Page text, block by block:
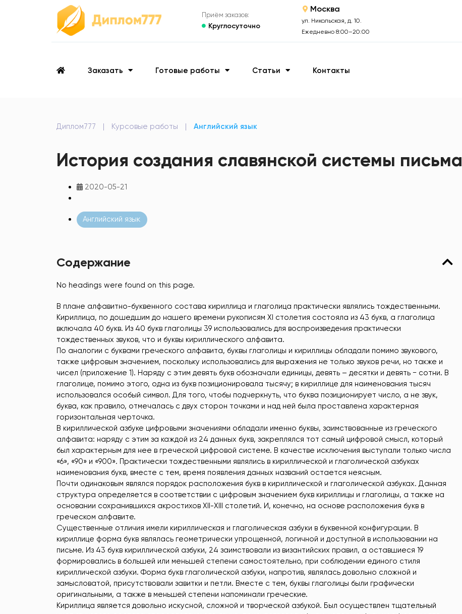
Приём заказов:
Круглосуточно
Москва
ул. Никольская, д. 10.
Ежедневно 8:00–20:00
Заказать Готовые работы Статьи Контакты
Диплом777 | Курсовые работы | Английский язык
История создания славянской системы письма
2020-05-21
Английский язык
Содержание
No headings were found on this page.
В плане алфавитно-буквенного состава кириллица и глаголица практически являлись тождественными.
Кириллица, по дошедшим до нашего времени рукописям ХI столетия состояла из 43 букв, а глаголица
включала 40 букв. Из 40 букв глаголицы 39 использовались для воспроизведения практически
тождественных звуков, что и буквы кириллического алфавита.
По аналогии с буквами греческого алфавита, буквы глаголицы и кириллицы обладали помимо звукового,
также цифровым значением, поскольку использовались для выражения не только звуков речи, но также и
чисел (приложение 1). Наряду с этим девять букв обозначали единицы, девять – десятки и девять − сотни. В
глаголице, помимо этого, одна из букв позиционировала тысячу; в кириллице для наименования тысяч
использовался особый символ. Для того, чтобы подчеркнуть, что буква позиционирует число, а не звук,
буква, как правило, отмечалась с двух сторон точками и над ней была проставлена характерная
горизонтальная черточка.
В кириллической азбуке цифровыми значениями обладали именно буквы, заимствованные из греческого
алфавита: наряду с этим за каждой из 24 данных букв, закреплялся тот самый цифровой смысл, который
был характерным для нее в греческой цифровой системе. В качестве исключения выступали только числа
«6», «90» и «900». Практически тождественными являлись в кириллической и глаголической азбуках
наименования букв, вместе с тем, время появления данных названий остается неясным.
Почти одинаковым являлся порядок расположения букв в кириллической и глаголической азбуках. Данная
структура определяется в соответствии с цифровым значением букв кириллицы и глаголицы, а также на
основании сохранившихся акростихов ХII-ХIII столетий. И, конечно, на основе расположения букв в
греческом алфавите.
Существенные отличия имели кириллическая и глаголическая азбуки в буквенной конфигурации. В
кириллице форма букв являлась геометрически упрощенной, логичной и доступной в использовании на
письме. Из 43 букв кириллической азбуки, 24 заимствовали из византийских правил, а оставшиеся 19
формировались в большей или меньшей степени самостоятельно, при соблюдении единого стиля
кириллической азбуки. Форма букв глаголической азбуки, напротив, являлась довольно сложной и
замысловатой, присутствовали завитки и петли. Вместе с тем, буквы глаголицы были графически
оригинальными, а также в меньшей степени напоминали греческие.
Кириллица является довольно искусной, сложной и творческой азбукой. Был осуществлен тщательный